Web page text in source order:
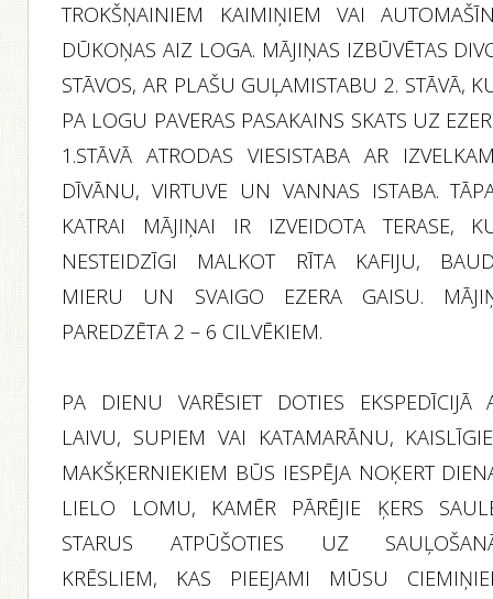
TROKŠŅAINIEM KAIMIŅIEM VAI
DŪKOŅAS AIZ LOGA. MĀJIŅAS IZBŪVĒTAS
STĀVOS, AR PLAŠU GUĻAMISTABU 2. STĀVĀ,
PA LOGU PAVERAS PASAKAINS SKATS UZ
1.STĀVĀ ATRODAS VIESISTABA AR
DĪVĀNU, VIRTUVE UN VANNAS ISTABA.
KATRAI MĀJIŅAI IR IZVEIDOTA TERASE,
NESTEIDZĪGI MALKOT RĪTA KAFIJU,
MIERU UN SVAIGO EZERA GAISU.
PAREDZĒTA 2 – 6 CILVĒKIEM.
PA DIENU VARĒSIET DOTIES EKSPEDĪCIJĀ
LAIVU, SUPIEM VAI KATAMARĀNU,
MAKŠĶERNIEKIEM BŪS IESPĒJA NOĶERT
LIELO LOMU, KAMĒR PĀRĒJIE ĶERS
STARUS ATPŪŠOTIES UZ
KRĒSLIEM, KAS PIEEJAMI MŪSU